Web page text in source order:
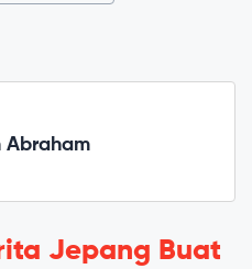
Abraham
Jepang Buat